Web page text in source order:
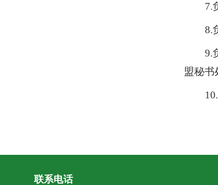
7.
8.
9.
盟秘
10.
联系电话